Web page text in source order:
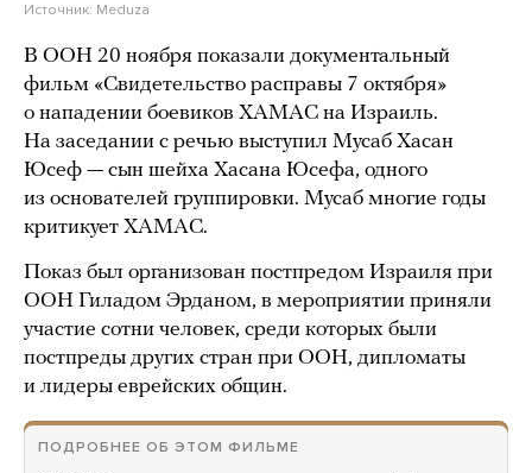
Источник: Meduza
В ООН 20 ноября показали документальный
фильм «Свидетельство расправы 7 октября»
о нападении боевиков ХАМАС на Израиль.
На заседании с речью выступил Мусаб Хасан
Юсеф — сын шейха Хасана Юсефа, одного
из основателей группировки. Мусаб многие годы
критикует ХАМАС.
Показ был организован постпредом Израиля при
ООН Гиладом Эрданом, в мероприятии приняли
участие сотни человек, среди которых были
постпреды других стран при ООН, дипломаты
и лидеры еврейских общин.
ПОДРОБНЕЕ ОБ ЭТОМ ФИЛЬМЕ